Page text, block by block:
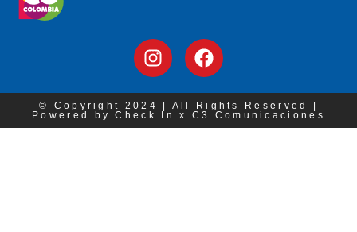
© Copyright 2024 | All Rights Reserved |
Powered by Check In x C3 Comunicaciones